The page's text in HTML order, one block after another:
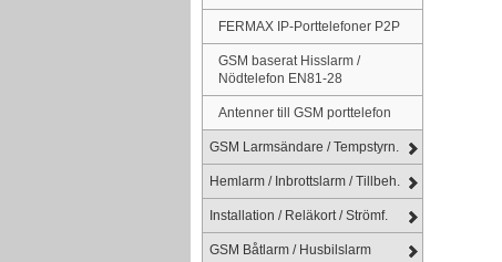
FERMAX IP-Porttelefoner P2P
GSM baserat Hisslarm /
Nödtelefon EN81-28
Antenner till GSM porttelefon
GSM Larmsändare / Tempstyrn.
Hemlarm / Inbrottslarm / Tillbeh.
Installation / Reläkort / Strömf.
GSM Båtlarm / Husbilslarm